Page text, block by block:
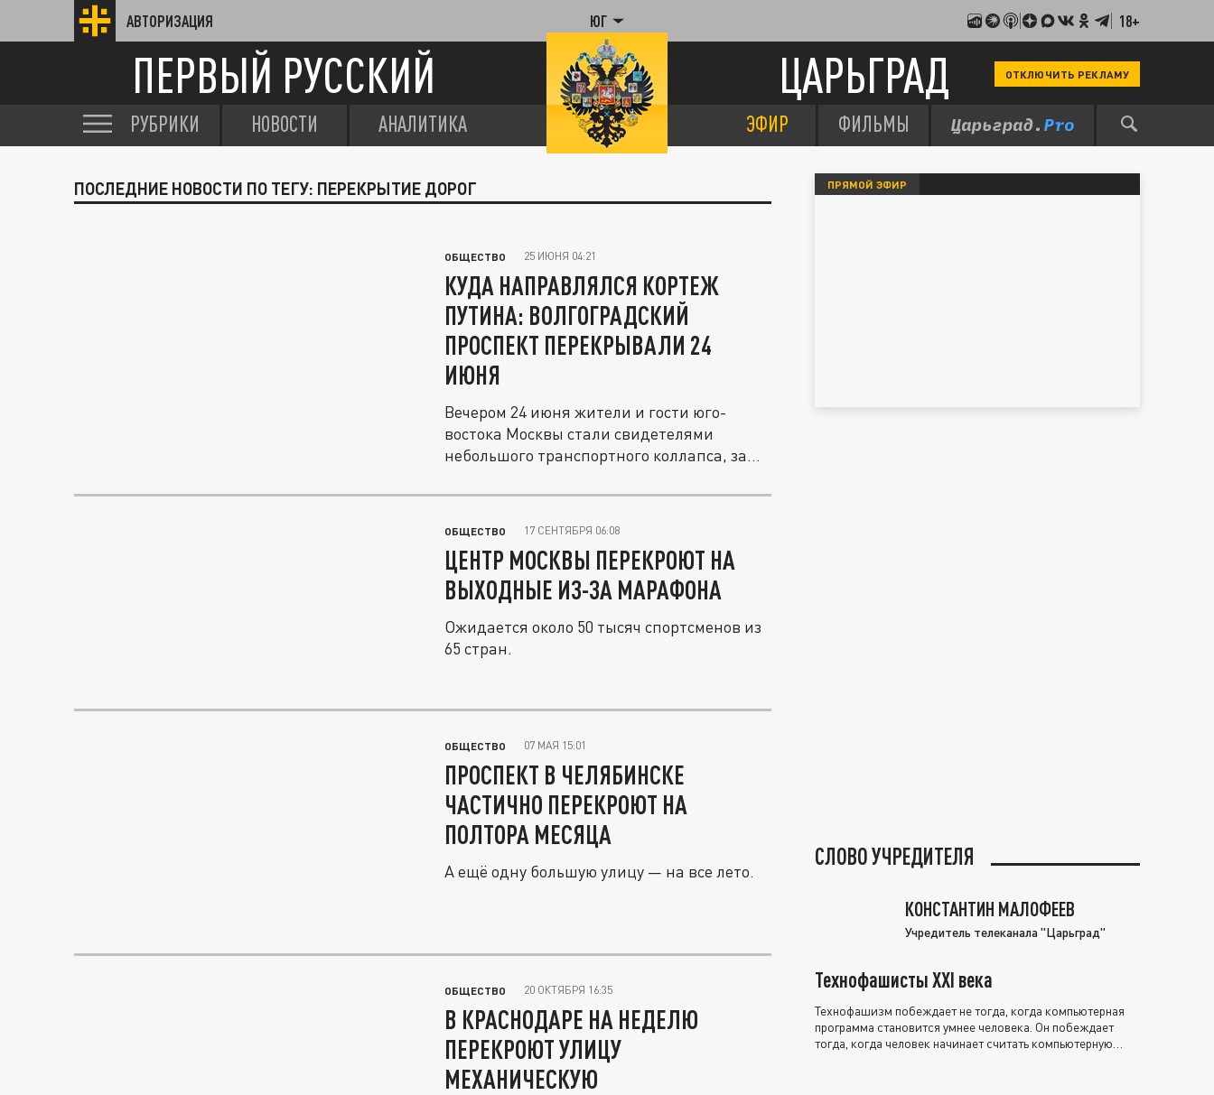
АВТОРИЗАЦИЯ ЮГ 18+
ПЕРВЫЙ РУССКИЙ ЦАРЬГРАД ОТКЛЮЧИТЬ РЕКЛАМУ
РУБРИКИ НОВОСТИ АНАЛИТИКА ЭФИР ФИЛЬМЫ
ПОСЛЕДНИЕ НОВОСТИ ПО ТЕГУ: ПЕРЕКРЫТИЕ ДОРОГ
ОБЩЕСТВО 25 ИЮНЯ 04:21
КУДА НАПРАВЛЯЛСЯ КОРТЕЖ
ПУТИНА: ВОЛГОГРАДСКИЙ
ПРОСПЕКТ ПЕРЕКРЫВАЛИ 24
ИЮНЯ
Вечером 24 июня жители и гости юго-
востока Москвы стали свидетелями
небольшого транспортного коллапса, за...
ОБЩЕСТВО 17 СЕНТЯБРЯ 06:08
ЦЕНТР МОСКВЫ ПЕРЕКРОЮТ НА
ВЫХОДНЫЕ ИЗ-ЗА МАРАФОНА
Ожидается около 50 тысяч спортсменов из
65 стран.
ОБЩЕСТВО 07 МАЯ 15:01
ПРОСПЕКТ В ЧЕЛЯБИНСКЕ
ЧАСТИЧНО ПЕРЕКРОЮТ НА
ПОЛТОРА МЕСЯЦА
А ещё одну большую улицу — на все лето.
ОБЩЕСТВО 20 ОКТЯБРЯ 16:35
В КРАСНОДАРЕ НА НЕДЕЛЮ
ПЕРЕКРОЮТ УЛИЦУ
МЕХАНИЧЕСКУЮ
ПРЯМОЙ ЭФИР
СЛОВО УЧРЕДИТЕЛЯ
КОНСТАНТИН МАЛОФЕЕВ
Учредитель телеканала "Царьград"
Технофашисты XXI века
Технофашизм побеждает не тогда, когда компьютерная
программа становится умнее человека. Он побеждает
тогда, когда человек начинает считать компьютерную